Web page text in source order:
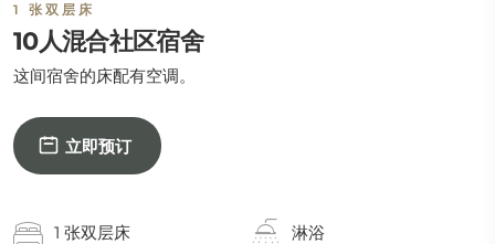
1 张双层床
10人混合社区宿舍
这间宿舍的床配有空调。
立即预订
1 张双层床 淋浴